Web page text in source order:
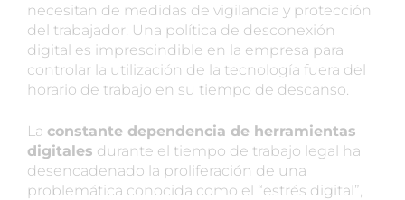
necesitan de medidas de vigilancia y protección
del trabajador. Una política de desconexión
digital es imprescindible en la empresa para
controlar la utilización de la tecnología fuera del
horario de trabajo en su tiempo de descanso.
La constante dependencia de herramientas
digitales durante el tiempo de trabajo legal ha
desencadenado la proliferación de una
problemática conocida como el “estrés digital”,